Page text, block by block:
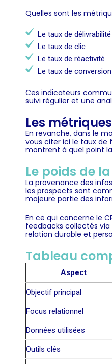
Quelles sont les
Le taux de délivrabilité
Le taux de clic
Le taux de réactivité
Le taux de
Ces indicateurs
suivi régulier et une
Les
En revanche, dans le
vous citer ici le taux de
montrent à quel point
Le poids de
La provenance des
les prospects sont
majeure partie des
En ce qui concerne le
feedbacks collectés
relation durable et
Tableau
Aspect
Objectif principal
Focus relationnel
Données utilisées
Outils clés